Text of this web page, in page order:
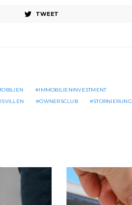
TWEET
IMMOBILIENINVESTMENT
OWNERSCLUB
STORNIERUNG